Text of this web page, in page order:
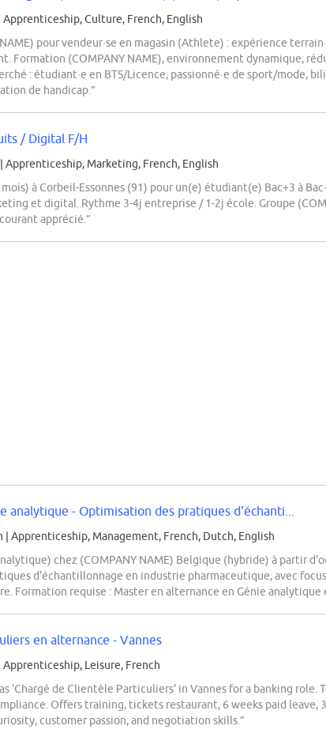
Apprenticeship, Culture, French, English
pour vendeur·se en magasin (Athlete) : expérience
Formation (COMPANY NAME), environnement dynamique,
: étudiant·e en BTS/Licence, passionné·e de sport/mode,
de handicap.”
/ Digital F/H
| Apprenticeship, Marketing, French, English
à Corbeil-Essonnes (91) pour un(e) étudiant(e) Bac+3 à
et digital. Rythme 3-4j entreprise / 1-2j école. Groupe
apprécié.”
analytique - Optimisation des pratiques d'échanti...
| Apprenticeship, Management, French, Dutch, English
chez (COMPANY NAME) Belgique (hybride) à partir
d'échantillonnage en industrie pharmaceutique, avec
Formation requise : Master en alternance en Génie analytique
en alternance - Vannes
Apprenticeship, Leisure, French
'Chargé de Clientèle Particuliers' in Vannes for a banking role.
Offers training, tickets restaurant, 6 weeks paid leave,
customer passion, and negotiation skills.”